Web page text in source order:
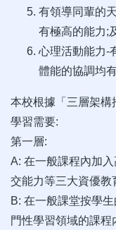
有領導同輩的
有極高的能力;
心理活動能力-
體能的協調均
本校根據「三層架構
學習需要:
第一層:
A: 在一般課程內加
交能力等三大資優教
B: 在一般課堂按學
門性學習領域的課程